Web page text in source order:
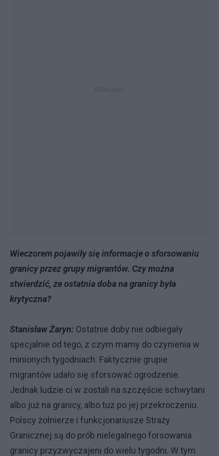
Wieczorem pojawiły się informacje o sforsowaniu
granicy przez grupy migrantów. Czy można
stwierdzić, ze ostatnia doba na granicy była
krytyczna?
Stanisław Żaryn: Ostatnie doby nie odbiegały
specjalnie od tego, z czym mamy do czynienia w
minionych tygodniach. Faktycznie grupie
migrantów udało się sforsować ogrodzenie.
Jednak ludzie ci w zostali na szczęście schwytani
albo już na granicy, albo tuz po jej przekroczeniu.
Polscy żołnierze i funkcjonariusze Straży
Granicznej są do prób nielegalnego forsowania
granicy przyzwyczajeni do wielu tygodni. W tym